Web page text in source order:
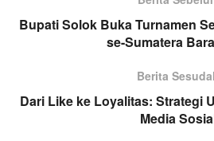
Bupati Solok Buka Turnamen
se-Sumatera
Berita
Dari Like ke Loyalitas: Strategi
Media